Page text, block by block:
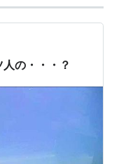
）
の・・・？